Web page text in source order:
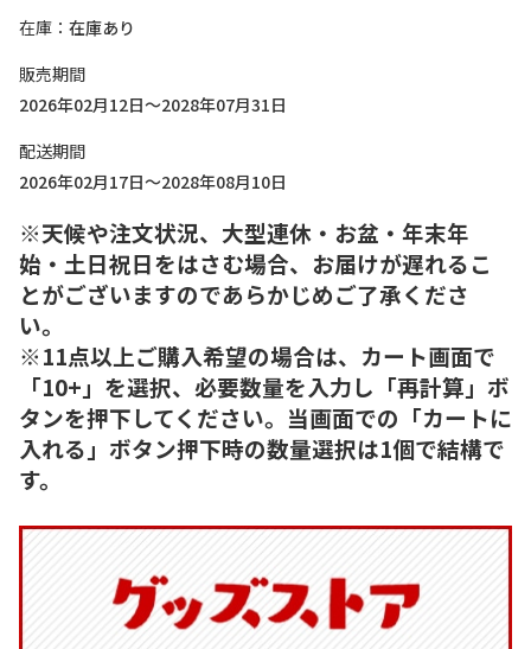
在庫
在庫あり
販売期間
2026年02月12日～2028年07月31日
配送期間
2026年02月17日～2028年08月10日
※天候や注文状況、大型連休・お盆・年末年
始・土日祝日をはさむ場合、お届けが遅れるこ
とがございますのであらかじめご了承くださ
い。
※11点以上ご購入希望の場合は、カート画面で
「10+」を選択、必要数量を入力し「再計算」ボ
タンを押下してください。当画面での「カートに
入れる」ボタン押下時の数量選択は1個で結構で
す。